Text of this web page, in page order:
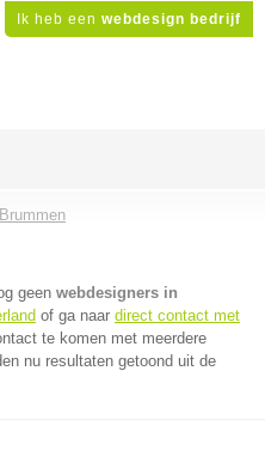
Ik heb een webdesign bedrijf
Brummen
geen webdesigners in
of ga naar direct contact met
te komen met meerdere
nu resultaten getoond uit de